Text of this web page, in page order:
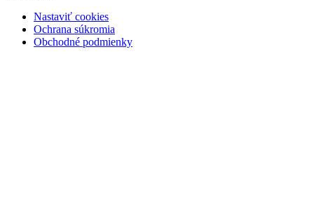
Nastaviť cookies
Ochrana súkromia
Obchodné podmienky